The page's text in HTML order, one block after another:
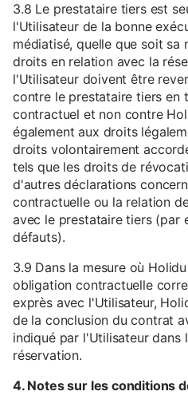
3.8 Le prestataire tiers est
l'Utilisateur de la bonne
médiatisé, quelle que soit sa
droits en relation avec la
l'Utilisateur doivent être
contre le prestataire tiers en
contractuel et non contre
également aux droits
droits volontairement
tels que les droits de
d'autres déclarations
contractuelle ou la relation
avec le prestataire tiers (par
défauts).
3.9 Dans la mesure où
obligation contractuelle
exprès avec l'Utilisateur,
de la conclusion du contrat
indiqué par l'Utilisateur dans
réservation.
4. Notes sur les conditions